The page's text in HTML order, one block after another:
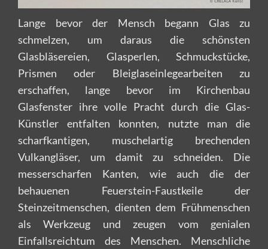
Lange bevor der Mensch begann Glas zu
schmelzen, um daraus die schönsten
Glasbläsereien, Glasperlen, Schmuckstücke,
Prismen oder Bleiglaseinlegearbeiten zu
erschaffen, lange bevor im Kirchenbau
Glasfenster ihre volle Pracht durch die Glas-
Künstler entfalten konnten, nutzte man die
scharfkantigen, muschelartig brechenden
Vulkangläser, um damit zu schneiden. Die
messerscharfen Kanten, wie auch die der
behauenen Feuerstein-Faustkeile der
Steinzeitmenschen, dienten dem Frühmenschen
als Werkzeug und zeugen vom genialen
Einfallsreichtum des Menschen. Menschliche